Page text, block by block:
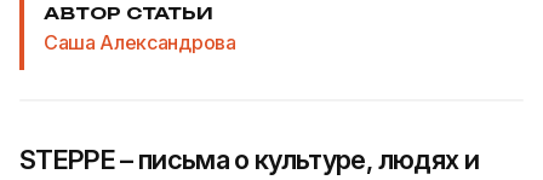
АВТОР СТАТЬИ
Саша Александрова
STEPPE – письма о культуре, людях и